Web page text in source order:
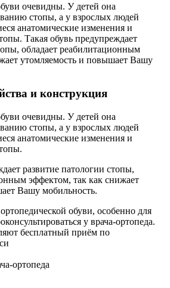
очевидны. У детей она
стопы, а у взрослых людей
анатомические изменения и
Такая обувь предупреждает
обладает реабилитационным
утомляемость и повышает Вашу
и конструкция
очевидны. У детей она
стопы, а у взрослых людей
анатомические изменения и
развитие патологии стопы,
эффектом, так как снижает
Вашу мобильность.
обуви, особенно для
у врача-ортопеда.
бесплатный приём по
ортопеда